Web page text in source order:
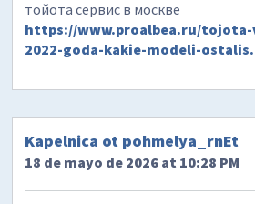
тойота сервис в москве
https://www.proalbea.ru/tojota-
2022-goda-kakie-modeli-
Kapelnica ot pohmelya_rnEt
18 de mayo de 2026 at 10:28 PM